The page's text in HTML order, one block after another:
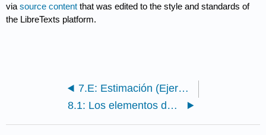
viasource content that was edited to the style and standards of
the LibreTexts platform.
7.E: Estimación (Ejercicios)
8.1: Los elementos de las pruebas de hipótesis